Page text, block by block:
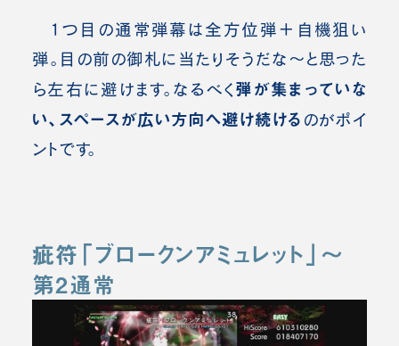
1つ目の通常弾幕は全方位弾＋自機狙い
弾。目の前の御札に当たりそうだな～と思った
ら左右に避けます。なるべく 弾が集まっていな
い、スペースが広い方向へ避け続ける のがポイ
ントです。
疵符「ブロークンアミュレット」～
第2通常